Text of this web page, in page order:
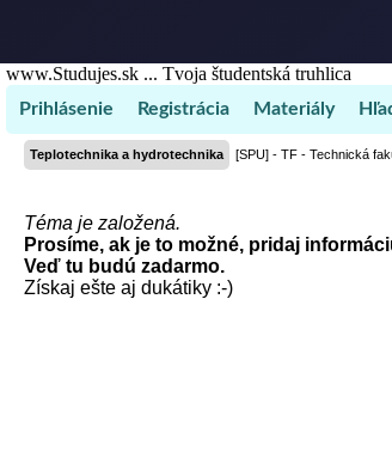
www.Studujes.sk ... Tvoja študentská truhlica
Prihlásenie Registrácia Materiály
Teplotechnika a hydrotechnika [SPU] - TF - Technická
Téma je založená.
Prosíme, ak je to možné, pridaj
Veď tu budú zadarmo.
Získaj ešte aj dukátiky :-)